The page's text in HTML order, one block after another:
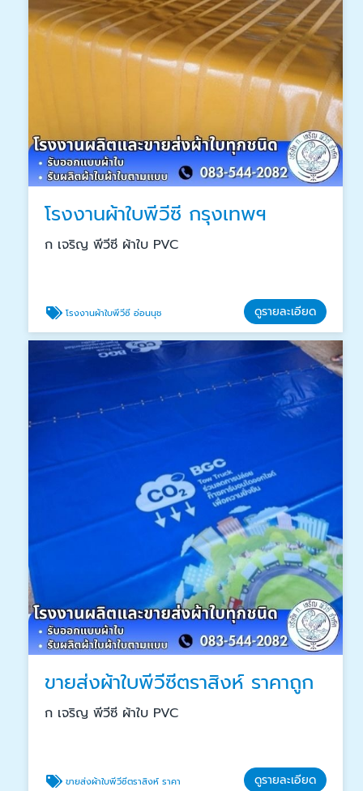
โรงงานผ้าใบพีวีซี กรุงเทพฯ
ก เจริญ พีวีซี ผ้าใบ PVC
โรงงานผ้าใบพีวีซี อ่อนนุช ดูรายละเอียด
ขายส่งผ้าใบพีวีซีตราสิงห์ ราคาถูก
ก เจริญ พีวีซี ผ้าใบ PVC
ขายส่งผ้าใบพีวีซีตราสิงห์ ราคา ดูรายละเอียด